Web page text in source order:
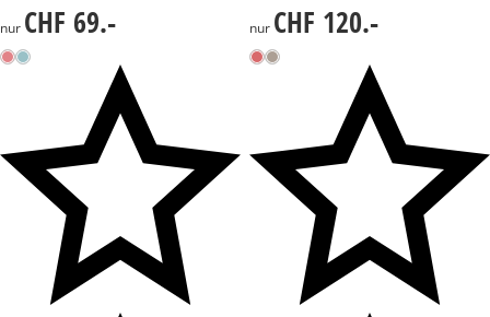
CHF 69.-
nur CHF 69.-
CHF 120.-
nur CHF 120.-